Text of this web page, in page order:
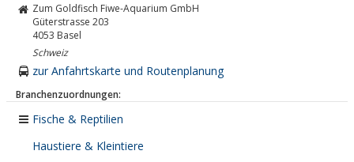
Zum Goldfisch Fiwe-Aquarium GmbH
Güterstrasse 203
4053 Basel
Schweiz
zur Anfahrtskarte und Routenplanung
Branchenzuordnungen:
Fische & Reptilien
Haustiere & Kleintiere